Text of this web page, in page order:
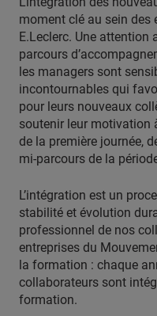
moment clé au sein des
E.Leclerc. Une attention
parcours
les managers sont
incontournables qui
pour leurs nouveaux
soutenir leur motivation
de la première journée,
mi-parcours de la
L’intégration est un
stabilité et évolution
professionnel de nos
entreprises du
la formation : chaque
collaborateurs sont
formation.